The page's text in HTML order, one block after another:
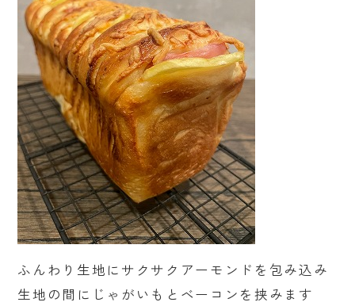
ふんわり生地にサクサクアーモンドを包み込み
生地の間にじゃがいもとベーコンを挟みます